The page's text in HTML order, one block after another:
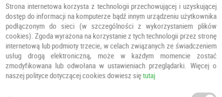
DRZWI PŁYTOWE LOFT LT 01
Drzwi do domuWęgrzyn
7 790,00 PLN6 855,20 PLN
Strona internetowa korzysta z technologii przechowującej i uzyskującej
dostęp do informacji na komputerze bądź innym urządzeniu użytkownika
podłączonym do sieci (w szczególności z wykorzystaniem plików
cookies). Zgoda wyrażona na korzystanie z tych technologii przez stronę
internetową lub podmioty trzecie, w celach związanych ze świadczeniem
usług drogą elektroniczną, może w każdym momencie zostać
zmodyfikowana lub odwołana w ustawieniach przeglądarki. Więcej o
naszej polityce dotyczącej cookies dowiesz siętutaj